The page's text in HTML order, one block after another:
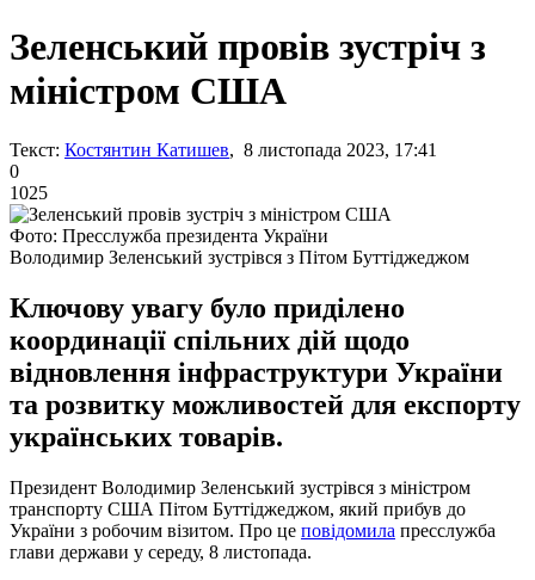
Зеленський провів зустріч з
міністром США
Текст: Костянтин Катишев, 8 листопада 2023, 17:41
0
1025
Фото: Пресслужба президента України
Володимир Зеленський зустрівся з Пітом Буттіджеджом
Ключову увагу було приділено
координації спільних дій щодо
відновлення інфраструктури України
та розвитку можливостей для експорту
українських товарів.
Президент Володимир Зеленський зустрівся з міністром
транспорту США Пітом Буттіджеджом, який прибув до
України з робочим візитом. Про це повідомила пресслужба
глави держави у середу, 8 листопада.